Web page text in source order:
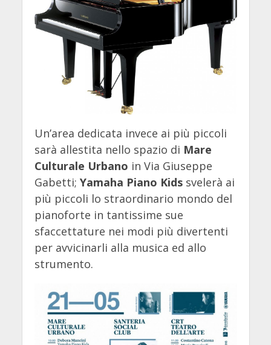
Un’area dedicata invece ai più piccoli
sarà allestita nello spazio di Mare
Culturale Urbano in Via Giuseppe
Gabetti; Yamaha Piano Kidssvelerà ai
più piccoli lo straordinario mondo del
pianoforte in tantissime sue
sfaccettature nei modi più divertenti
per avvicinarli alla musica ed allo
strumento.